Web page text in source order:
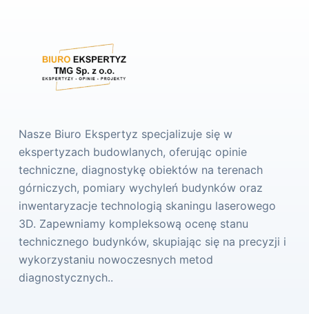
Nasze Biuro Ekspertyz specjalizuje się w
ekspertyzach budowlanych, oferując opinie
techniczne, diagnostykę obiektów na terenach
górniczych, pomiary wychyleń budynków oraz
inwentaryzacje technologią skaningu laserowego
3D. Zapewniamy kompleksową ocenę stanu
technicznego budynków, skupiając się na precyzji i
wykorzystaniu nowoczesnych metod
diagnostycznych..